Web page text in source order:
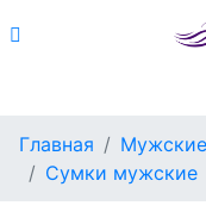
Главная
Сумки мужские